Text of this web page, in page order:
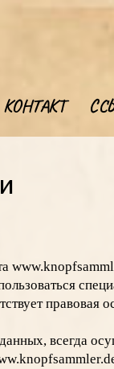
КОНТАКТ
правовая
всегда